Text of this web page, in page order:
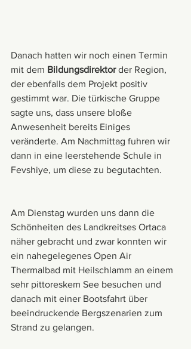
Danach hatten wir noch einen Termin
mit dem Bildungsdirektor der Region,
der ebenfalls dem Projekt positiv
gestimmt war. Die türkische Gruppe
sagte uns, dass unsere bloße
Anwesenheit bereits Einiges
veränderte. Am Nachmittag fuhren wir
dann in eine leerstehende Schule in
Fevshiye, um diese zu begutachten.
Am Dienstag wurden uns dann die
Schönheiten des Landkreitses Ortaca
näher gebracht und zwar konnten wir
ein nahegelegenes Open Air
Thermalbad mit Heilschlamm an einem
sehr pittoreskem See besuchen und
danach mit einer Bootsfahrt über
beeindruckende Bergszenarien zum
Strand zu gelangen.